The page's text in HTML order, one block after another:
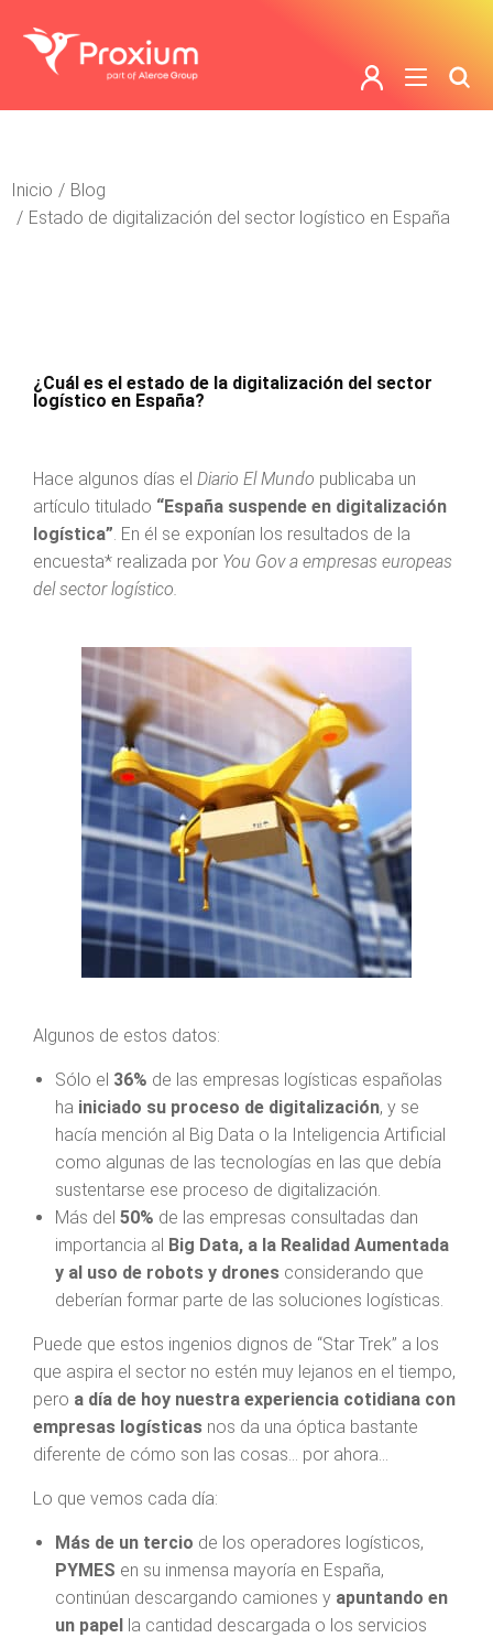
Estás aquí:
Inicio
Blog
Estado de digitalización del sector logístico en España
¿Cuál es el estado de la digitalización del sector
logístico en España?
Hace algunos días el Diario El Mundo publicaba un
artículo titulado “España suspende en digitalización
logística”. En él se exponían los resultados de la
encuesta* realizada por You Gov a empresas europeas
del sector logístico.
Algunos de estos datos:
Sólo el 36% de las empresas logísticas españolas
ha iniciado su proceso de digitalización, y se
hacía mención al Big Data o la Inteligencia Artificial
como algunas de las tecnologías en las que debía
sustentarse ese proceso de digitalización.
Más del 50% de las empresas consultadas dan
importancia al Big Data, a la Realidad Aumentada
y al uso de robots y drones considerando que
deberían formar parte de las soluciones logísticas.
Puede que estos ingenios dignos de “Star Trek” a los
que aspira el sector no estén muy lejanos en el tiempo,
pero a día de hoy nuestra experiencia cotidiana con
empresas logísticas nos da una óptica bastante
diferente de cómo son las cosas… por ahora…
Lo que vemos cada día:
Más de un tercio de los operadores logísticos,
PYMES en su inmensa mayoría en España,
continúan descargando camiones y apuntando en
un papel la cantidad descargada o los servicios